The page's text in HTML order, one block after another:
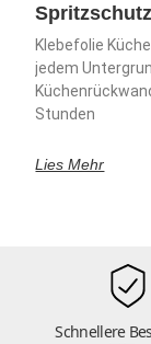
Klebefolie
jedem
Stunden
Lies Mehr
Schnellere